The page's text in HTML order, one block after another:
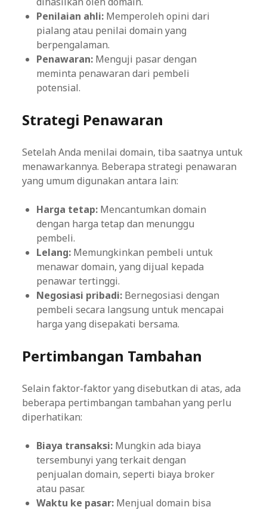
Penilaian ahli: Memperoleh opini dari
pialang atau penilai domain yang
berpengalaman.
Penawaran: Menguji pasar dengan
meminta penawaran dari pembeli
potensial.
Strategi Penawaran
Setelah Anda menilai domain, tiba saatnya untuk
menawarkannya. Beberapa strategi penawaran
yang umum digunakan antara lain:
Harga tetap: Mencantumkan domain
dengan harga tetap dan menunggu
pembeli.
Lelang: Memungkinkan pembeli untuk
menawar domain, yang dijual kepada
penawar tertinggi.
Negosiasi pribadi: Bernegosiasi dengan
pembeli secara langsung untuk mencapai
harga yang disepakati bersama.
Pertimbangan Tambahan
Selain faktor-faktor yang disebutkan di atas, ada
beberapa pertimbangan tambahan yang perlu
diperhatikan:
Biaya transaksi: Mungkin ada biaya
tersembunyi yang terkait dengan
penjualan domain, seperti biaya broker
atau pasar.
Waktu ke pasar: Menjual domain bisa